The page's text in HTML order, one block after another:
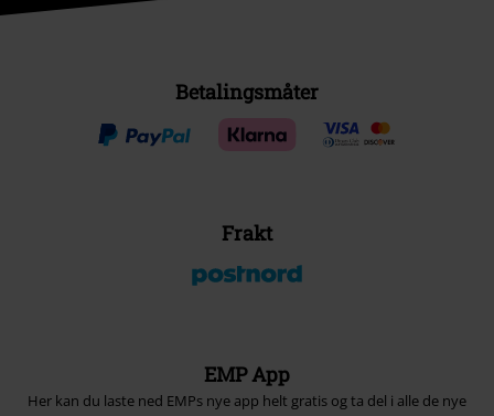
Betalingsmåter
Frakt
EMP App
Her kan du laste ned EMPs nye app helt gratis og ta del i alle de nye